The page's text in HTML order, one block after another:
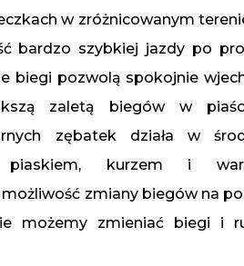
w zróżnicowanym
bardzo szybkiej jazdy po
biegi pozwolą spokojnie
zaletą biegów w
zębatek działa w
piaskiem, kurzem i
zmiany biegów na
możemy zmieniać biegi i